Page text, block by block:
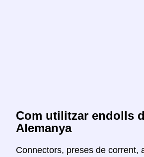
Com utilitzar endolls
Alemanya
Connectors, preses de corrent,